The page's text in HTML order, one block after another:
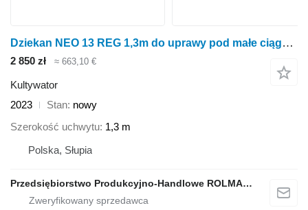
Dziekan NEO 13 REG 1,3m do uprawy pod małe ciągniki
2 850 zł ≈ 663,10 €
Kultywator
2023
Stan nowy
Szerokość uchwytu 1,3 m
Polska, Słupia
Przedsiębiorstwo Produkcyjno-Handlowe ROLMAPOL Marcin Dziekan